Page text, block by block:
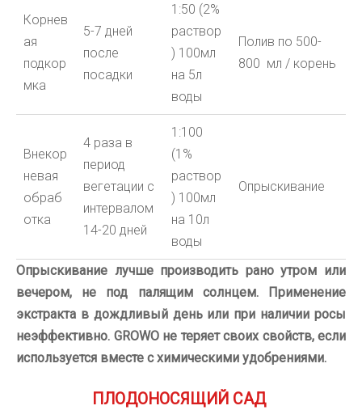
Корнев
ая
подкор
мка
5-7 дней
после
посадки
1:50 (2%
раствор
) 100мл
на 5л
воды
Полив по 500-
800 мл / корень
Внекор
невая
обраб
отка
4 раза в
период
вегетации с
интервалом
14-20 дней
1:100
(1%
раствор
) 100мл
на 10л
воды
Опрыскивание
Опрыскивание лучше производить рано утром или
вечером, не под палящим солнцем.
Применение
экстракта в дождливый день или при наличии росы
неэффективно. GROWOне теряет своих свойств, если
используется вместе с химическими удобрениями.
ПЛОДОНОСЯЩИЙ САД